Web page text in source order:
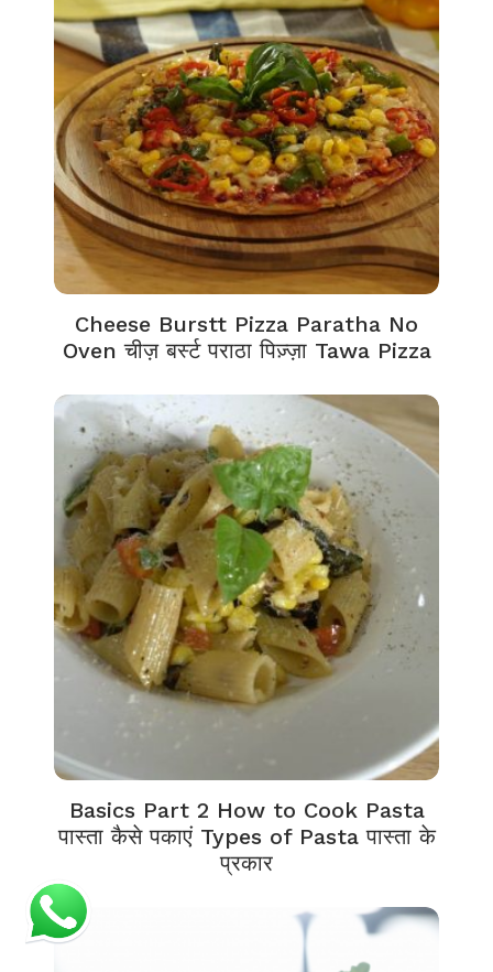
Cheese Burstt Pizza Paratha No
Oven चीज़ बर्स्ट पराठा पिज़्ज़ा Tawa Pizza
Basics Part 2 How to Cook Pasta
पास्ता कैसे पकाएं Types of Pasta पास्ता के
प्रकार